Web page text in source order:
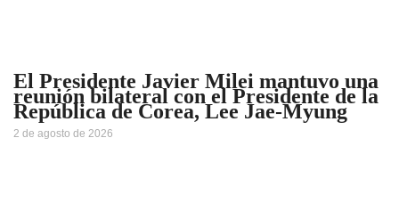
El Presidente Javier Milei mantuvo una
reunión bilateral con el Presidente de la
República de Corea, Lee Jae-Myung
2 de agosto de 2026